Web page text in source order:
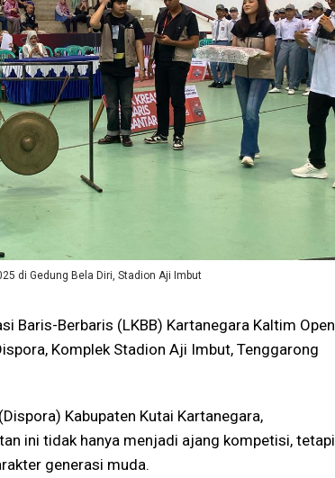
di Gedung Bela Diri, Stadion Aji Imbut
Baris-Berbaris (LKBB) Kartanegara Kaltim Open
Komplek Stadion Aji Imbut, Tenggarong
Kabupaten Kutai Kartanegara,
ini tidak hanya menjadi ajang kompetisi, tetapi
generasi muda.